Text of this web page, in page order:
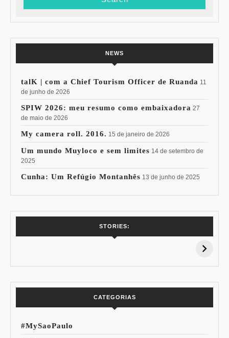
NEWS
talK | com a Chief Tourism Officer de Ruanda 11
de junho de 2026
SPIW 2026: meu resumo como embaixadora 27
de maio de 2026
My camera roll. 2016. 15 de janeiro de 2026
Um mundo Muyloco e sem limites 14 de setembro de
2025
Cunha: Um Refúgio Montanhês 13 de junho de 2025
STORIES:
15% de
Pessoal: Os
CATEGORIAS
#MySaoPaulo